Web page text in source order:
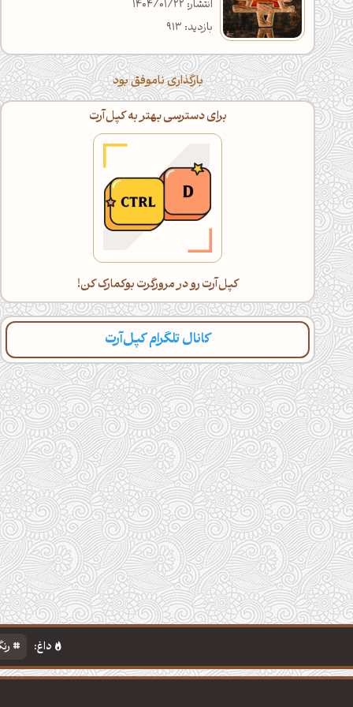
انتشار: 1404/01/22
بازدید: 913
بارگذاری ناموفق بود
برای دسترسی بهتر به کپل‌آرت
کپل‌آرت رو در مرورگرت بوکمارک کن!
کانال تلگرام کپل‌آرت
داغ: